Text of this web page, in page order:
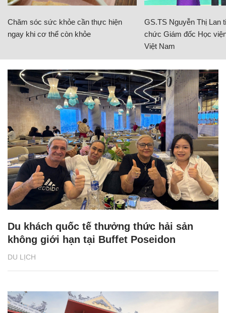
Chăm sóc sức khỏe cần thực hiện
ngay khi cơ thể còn khỏe
GS.TS Nguyễn Thị Lan
chức Giám đốc Học
Việt Nam
DU LỊCH
Du khách quốc tế thưởng thức hải sản
không giới hạn tại Buffet Poseidon